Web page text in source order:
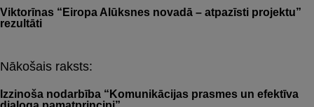
navigation
Viktorīnas “Eiropa Alūksnes novadā – atpazīsti projektu”
rezultāti
Nākošais raksts:
Izzinoša nodarbība “Komunikācijas prasmes un efektīva